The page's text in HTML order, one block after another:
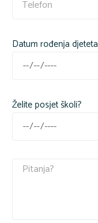
Datum rođenja djeteta
Želite posjet školi?